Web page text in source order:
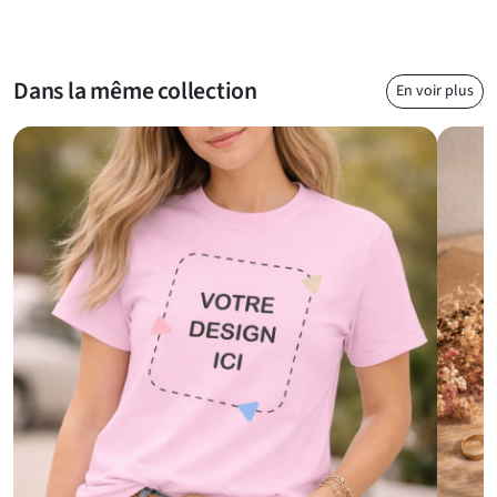
Un objet du quotidien qui devient mémorable
Ce mug s’utilise comme une tasse classique pour le café, le thé
ou le chocolat chaud. Mais contrairement à un mug standard,
il apporte une dimension ludique et émotionnelle à chaque
utilisation.
C’est un objet simple qui devient un véritable support de
souvenir, utilisé jour après jour.
Un cadeau original pour toutes les occasions
Une idée cadeau qui surprend vraiment
Le mug magique personnalisé est idéal pour un anniversaire,
Dans la même collection En voir plus